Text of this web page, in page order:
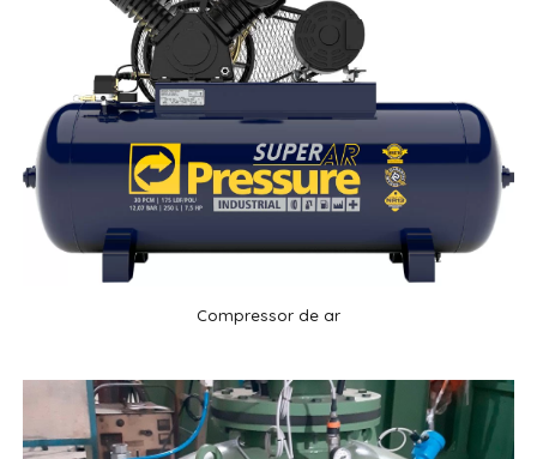
Compressor de ar